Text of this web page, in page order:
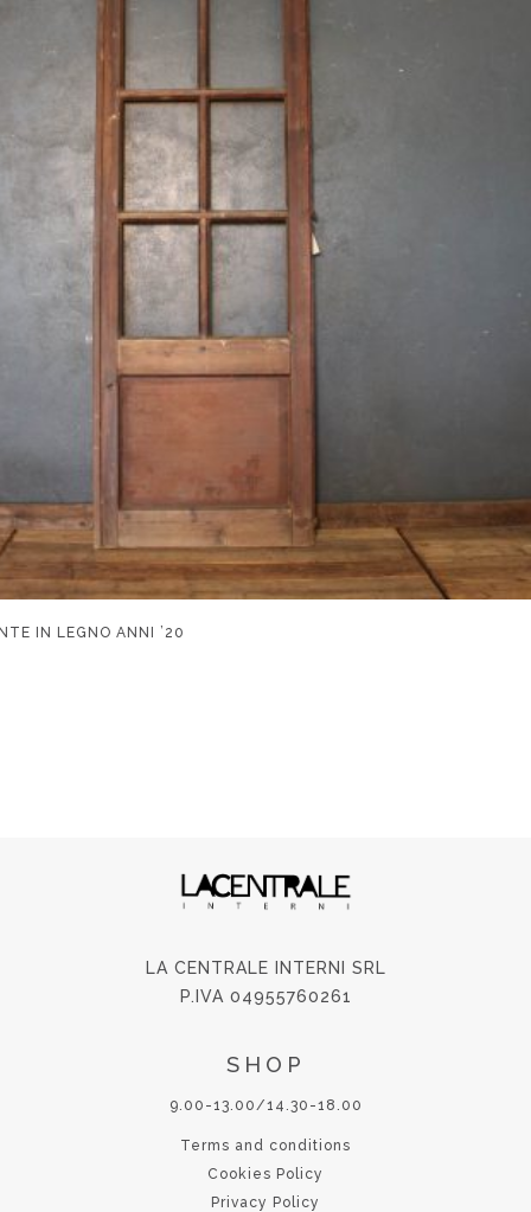
IN LEGNO ANNI ’20
LA CENTRALE INTERNI SRL
P.IVA 04955760261
SHOP
9.00-13.00/14.30-18.00
Terms and conditions
Cookies Policy
Privacy Policy